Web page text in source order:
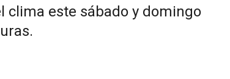
clima este sábado y domingo